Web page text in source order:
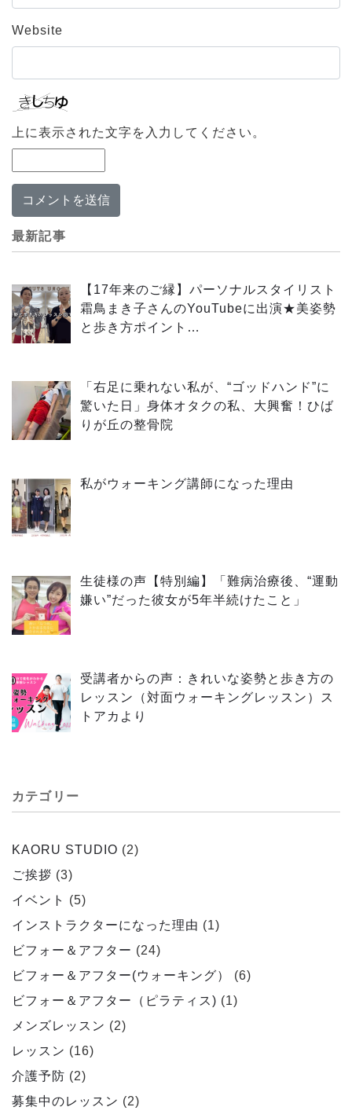
Website
上に表示された文字を入力してください。
最新記事
【17年来のご縁】パーソナルスタイリスト
霜鳥まき子さんのYouTubeに出演★美姿勢
と歩き方ポイント…
「右足に乗れない私が、“ゴッドハンド”に
驚いた日」身体オタクの私、大興奮！ひば
りが丘の整骨院
私がウォーキング講師になった理由
生徒様の声【特別編】「難病治療後、“運動
嫌い”だった彼女が5年半続けたこと」
受講者からの声：きれいな姿勢と歩き方の
レッスン（対面ウォーキングレッスン）ス
トアカより
カテゴリー
KAORU STUDIO (2)
ご挨拶 (3)
イベント
(5)
インストラクターになった理由 (1)
ビフォー＆アフター (24)
ビフォー＆アフター(ウォーキング）
(6)
ビフォー＆アフター（ピラティス) (1)
メンズレッスン (2)
レッスン (16)
介護予防 (2)
募集中のレッスン (2)